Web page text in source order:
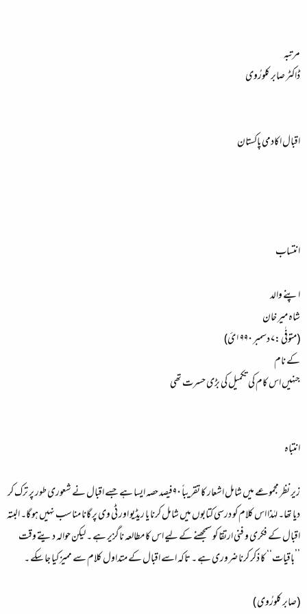
مرتبہ
ڈاکٹر صابر کلورُوی
اقبال اکادمی پاکستان
انتساب
اپنے والد
شاہ میر خان
(متوفٰی :۷ دسمبر ۱۹۹۰ئ)
کے نام
جنہیں اس کام کی تکمیل کی بڑی حسرت تھی
انتباہ
زیر نظر مجموعے میں شامل اشعار کا تقریباً ۹۰فیصد حصہ ایسا ہے جسے اقبال نے شعوری طور پر ترک کر
دیا تھا۔ لہٰذا اس کلام کو درسی کتابوں میں شامل کرنا یا ریڈیو اور ٹی وی پر گانا مناسب نہیں ہو گا۔ البتہ
اقبال کے فکری و فنی ارتقا کو سمجھنے کے لیے اس کا مطالعہ ناگزیر ہے ۔ لیکن حوالہ دیتے وقت
’’باقیات‘‘ کا ذکر کرنا ضروری ہے ۔ تاکہ اسے اقبال کے متداول کلام سے ممیز کیا جا سکے ۔
(صابر کلورُوی )